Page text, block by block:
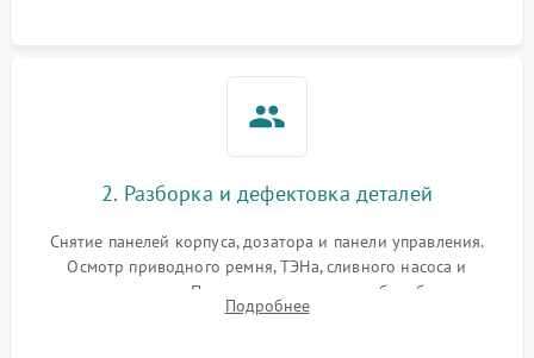
2. Разборка и дефектовка деталей
Снятие панелей корпуса, дозатора и панели управления.
Осмотр приводного ремня, ТЭНа, сливного насоса и
амортизаторов. Проверка подшипников барабана и
крестовины на износ, а манжеты люка на разрывы.
Подробнее